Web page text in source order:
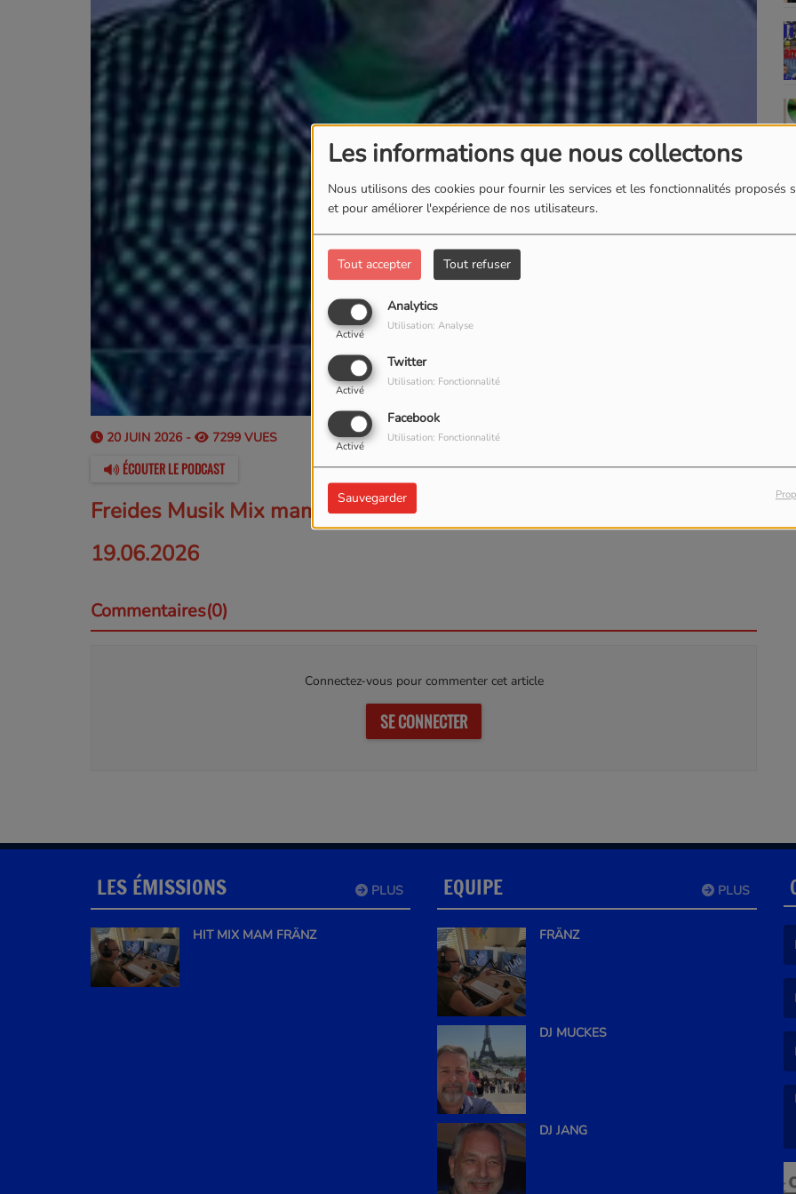
Les informations que nous collectons
Nous utilisons des cookies pour fournir les services et les fonctionnalités proposés
et pour améliorer l'expérience de nos utilisateurs.
Tout accepter Tout refuser
Analytics
Activé
Utilisation: Analyse
Twitter
Activé
Utilisation: Fonctionnalité
Facebook
Activé
Utilisation: Fonctionnalité
Sauvegarder
20 JUIN 2026 - 7299 VUES
ÉCOUTER LE PODCAST TÉLÉCHARGER LE PODCAST
Freides Musik Mix mam Jang
19.06.2026
Commentaires(0)
Connectez-vous pour commenter cet article
SE CONNECTER
PLUS
LES ÉMISSIONS
HIT MIX MAM FRÄNZ
PLUS
EQUIPE
FRÄNZ
DJ MUCKES
DJ JANG